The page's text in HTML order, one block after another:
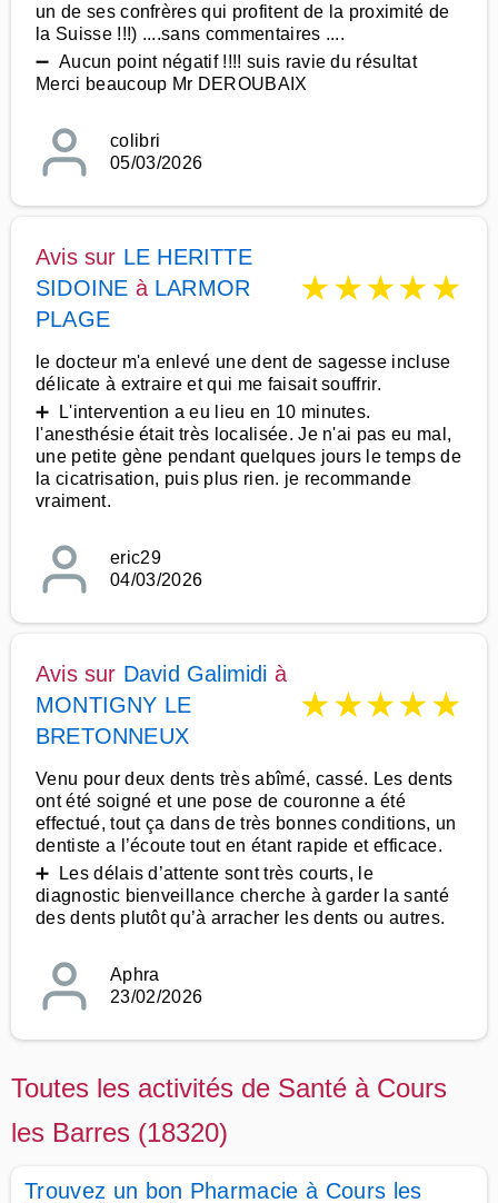
un de ses confrères qui profitent de la proximité de
la Suisse !!!) ....sans commentaires ....
➖ Aucun point négatif !!!! suis ravie du résultat
Merci beaucoup Mr DEROUBAIX
colibri
05/03/2026
Avis sur LE HERITTE
SIDOINE à LARMOR
PLAGE
★★★★★
le docteur m'a enlevé une dent de sagesse incluse
délicate à extraire et qui me faisait souffrir.
➕ L'intervention a eu lieu en 10 minutes.
l'anesthésie était très localisée. Je n'ai pas eu mal,
une petite gène pendant quelques jours le temps de
la cicatrisation, puis plus rien. je recommande
vraiment.
eric29
04/03/2026
Avis sur David Galimidi à
MONTIGNY LE
BRETONNEUX
★★★★★
Venu pour deux dents très abîmé, cassé. Les dents
ont été soigné et une pose de couronne a été
effectué, tout ça dans de très bonnes conditions, un
dentiste a l’écoute tout en étant rapide et efficace.
➕ Les délais d’attente sont très courts, le
diagnostic bienveillance cherche à garder la santé
des dents plutôt qu’à arracher les dents ou autres.
Aphra
23/02/2026
Toutes les activités de Santé à Cours
les Barres (18320)
Trouvez un bon Pharmacie à Cours les